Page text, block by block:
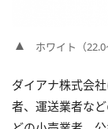
ホワイト（22.0
ダイアナ株式会
者、運送業者な